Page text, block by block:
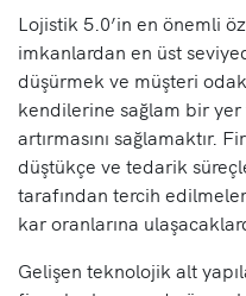
Lojistik 5.0’in en önemli
imkanlardan en üst
düşürmek ve müşteri
kendilerine sağlam bir yer
artırmasını sağlamaktır.
düştükçe ve tedarik
tarafından tercih
kar oranlarına
Gelişen teknolojik alt